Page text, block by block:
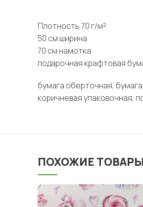
Плотность 70 г/м²
50 см ширина
70 см намотка
подарочная крафтовая
бумага оберточная,
коричневая упаковочная,
ПОХОЖИЕ ТОВАРЫ